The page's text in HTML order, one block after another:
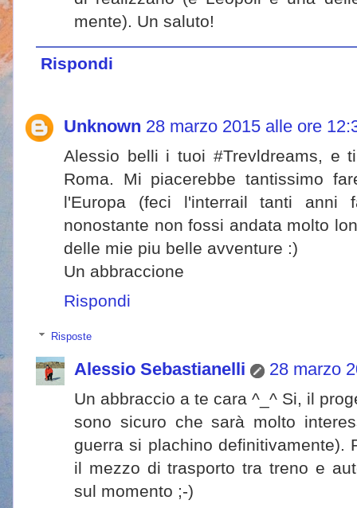
mente). Un saluto!
Rispondi
Unknown 28 marzo 2015 alle ore
Alessio belli i tuoi #Trevldreams, e
Roma. Mi piacerebbe tantissimo
l'Europa (feci l'interrail tanti anni
nonostante non fossi andata molto
delle mie piu belle avventure :)
Un abbraccione
Rispondi
Risposte
Alessio Sebastianelli 28 marzo
Un abbraccio a te cara ^_^ Si, il
sono sicuro che sarà molto
guerra si plachino definitivamente).
il mezzo di trasporto tra treno e
sul momento ;-)